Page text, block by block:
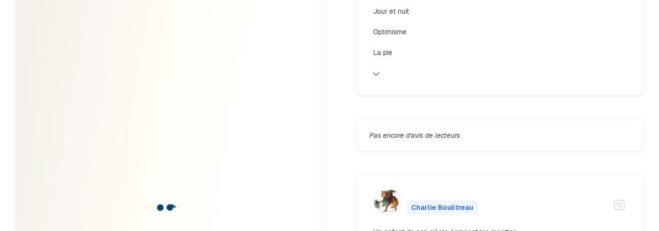
Jour et nuit
Optimisme
La pie
Pas encore d'avis de lecteurs
Charlie Boulitreau